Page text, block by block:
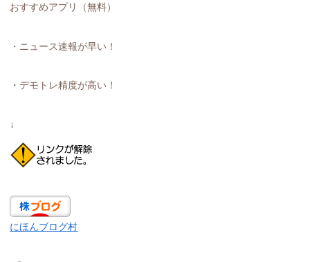
おすすめアプリ（無料）
・ニュース速報が早い！
・デモトレ精度が高い！
↓
にほんブログ村